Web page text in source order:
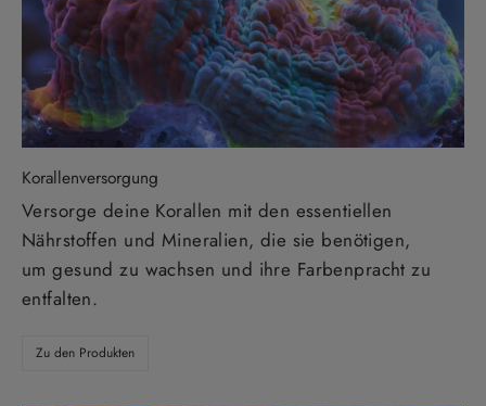
Korallenversorgung
Versorge deine Korallen mit den essentiellen
Nährstoffen und Mineralien, die sie benötigen,
um gesund zu wachsen und ihre Farbenpracht zu
entfalten.
Zu den Produkten